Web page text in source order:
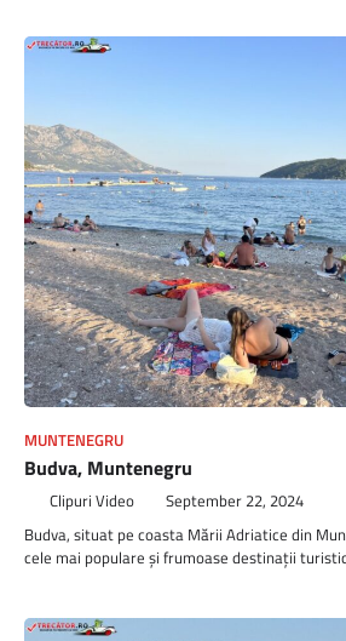
MUNTENEGRU
Budva, Muntenegru
Clipuri Video September 22, 2024
Budva, situat pe coasta Mării Adriatice din
cele mai populare și frumoase destinații